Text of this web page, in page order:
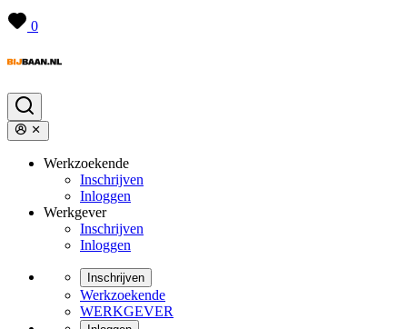
0
Werkzoekende
Inschrijven
Inloggen
Werkgever
Inschrijven
Inloggen
Inschrijven
Werkzoekende
WERKGEVER